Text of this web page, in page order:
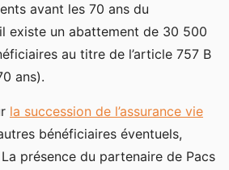
avant les 70 ans du
existe un abattement de 30 500
au titre de l’article 757 B
ans).
la succession de l’assurance vie
bénéficiaires éventuels,
présence du partenaire de Pacs